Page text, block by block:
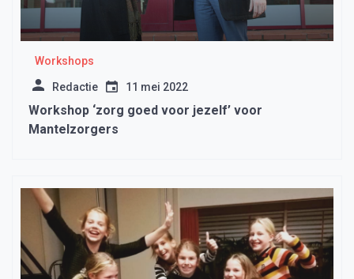
Workshops
Redactie 11 mei 2022
Workshop ‘zorg goed voor jezelf’ voor
Mantelzorgers